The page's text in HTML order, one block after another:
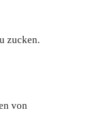
zucken.
von